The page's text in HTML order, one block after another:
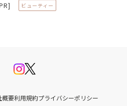
ビューティー
概要利用規約プライバシーポリシー